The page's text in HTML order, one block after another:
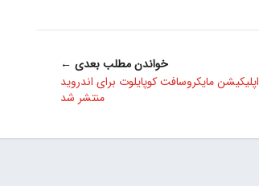
خواندن مطلب بعدی ←
اپلیکیشن مایکروسافت کوپایلوت برای اندروید
منتشر شد